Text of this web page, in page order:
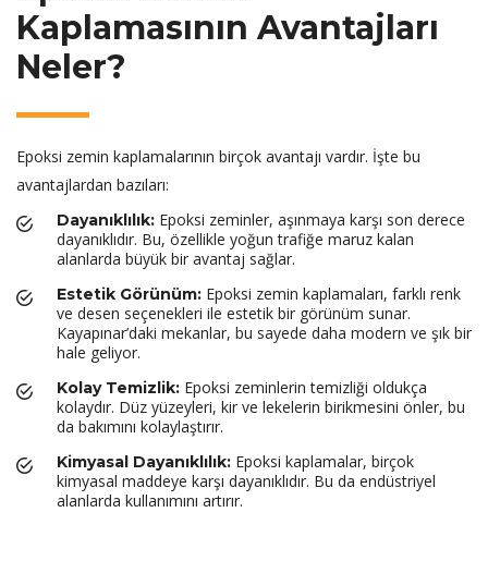
Kaplamasının Avantajları
Neler?
Epoksi zemin kaplamalarının birçok avantajı vardır. İşte bu
avantajlardan bazıları:
Dayanıklılık: Epoksi zeminler, aşınmaya karşı son derece
dayanıklıdır. Bu, özellikle yoğun trafiğe maruz kalan
alanlarda büyük bir avantaj sağlar.
Estetik Görünüm: Epoksi zemin kaplamaları, farklı renk
ve desen seçenekleri ile estetik bir görünüm sunar.
Kayapınar’daki mekanlar, bu sayede daha modern ve şık bir
hale geliyor.
Kolay Temizlik: Epoksi zeminlerin temizliği oldukça
kolaydır. Düz yüzeyleri, kir ve lekelerin birikmesini önler, bu
da bakımını kolaylaştırır.
Kimyasal Dayanıklılık: Epoksi kaplamalar, birçok
kimyasal maddeye karşı dayanıklıdır. Bu da endüstriyel
alanlarda kullanımını artırır.